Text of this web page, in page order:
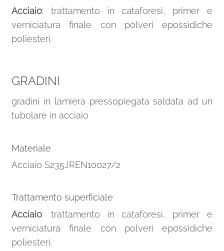
Acciaio: trattamento in cataforesi, primer e
verniciatura finale con polveri epossidiche
poliesteri.
GRADINI
gradini in lamiera pressopiegata saldata ad un
tubolare in acciaio
Materiale
Acciaio S235JREN10027/2
Trattamento superficiale
Acciaio: trattamento in cataforesi, primer e
verniciatura finale con polveri epossidiche
poliesteri.